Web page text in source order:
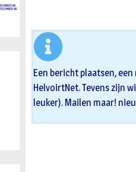
Een bericht plaatsen,
HelvoirtNet. Tevens zijn
leuker). Mailen maar!